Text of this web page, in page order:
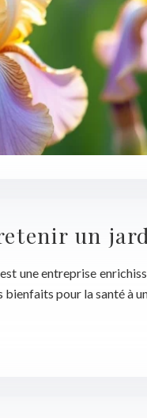
un
une entreprise
bienfaits pour la santé à